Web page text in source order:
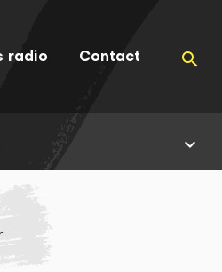
radio Contact search
keyboard_arrow_down